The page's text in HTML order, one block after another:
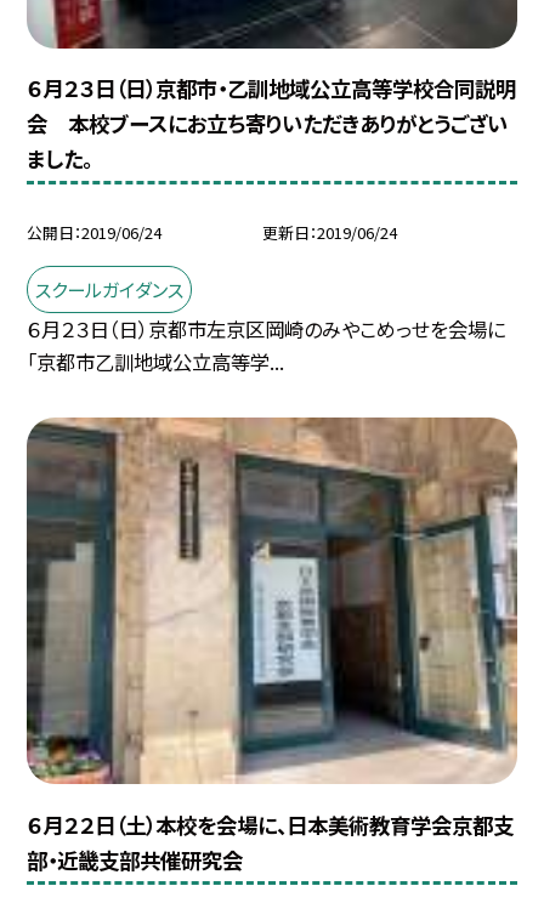
６月２３日（日）京都市・乙訓地域公立高等学校合同説明
会 本校ブースにお立ち寄りいただきありがとうござい
ました。
公開日 2019/06/24 更新日 2019/06/24
スクールガイダンス
６月２３日（日）京都市左京区岡崎のみやこめっせを会場に
「京都市乙訓地域公立高等学...
６月２２日（土）本校を会場に、日本美術教育学会京都支
部・近畿支部共催研究会